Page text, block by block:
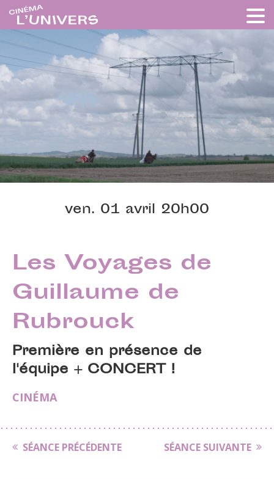
ven. 01 avril 20h00
Les Voyages de
Guillaume de
Rubrouck
Première en présence de
l'équipe + CONCERT !
CINÉMA
SÉANCE PRÉCÉDENTE SÉANCE SUIVANTE